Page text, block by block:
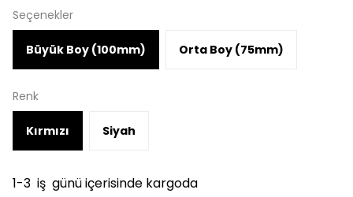
Seçenekler
Büyük Boy (100mm) Orta Boy (75mm)
Renk
Kırmızı Siyah
1-3 iş günü içerisinde kargoda